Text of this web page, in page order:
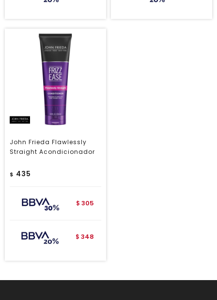
John Frieda Flawlessly
Straight Acondicionador
$ 435
$ 305
$ 348